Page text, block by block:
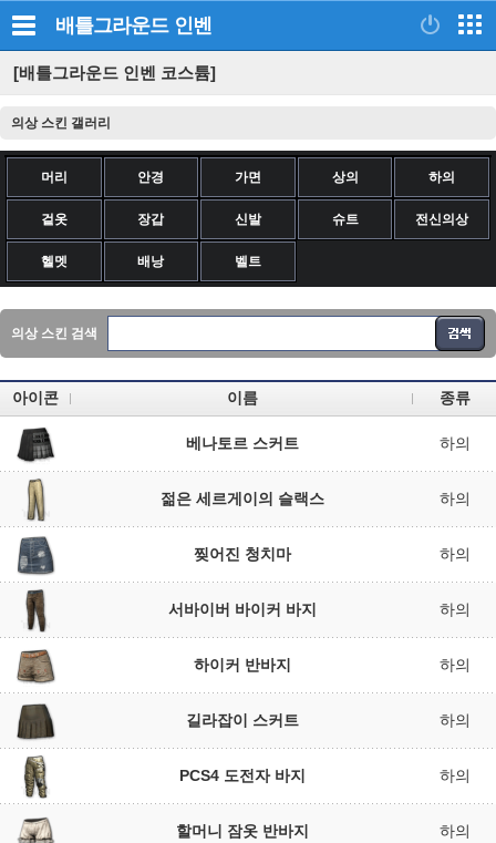
배틀그라운드 인벤
[배틀그라운드 인벤 코스튬]
의상 스킨 갤러리
머리 안경 가면 상의 하의
겉옷 장갑 신발 슈트 전신의상
헬멧 배낭 벨트
의상 스킨 검색
아이콘 이름 종류
베나토르 스커트 하의
젊은 세르게이의 슬랙스 하의
찢어진 청치마 하의
서바이버 바이커 바지 하의
하이커 반바지 하의
길라잡이 스커트 하의
PCS4 도전자 바지 하의
할머니 잠옷 반바지 하의